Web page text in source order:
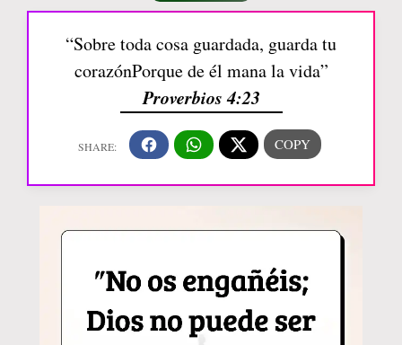
“Sobre toda cosa guardada, guarda tu
corazónPorque de él mana la vida”
Proverbios 4:23